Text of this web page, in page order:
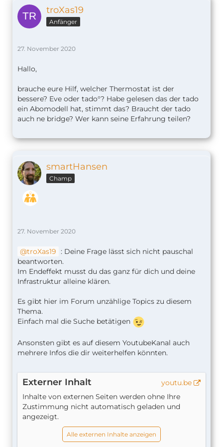
troXas19
Anfänger
27. November 2020
Hallo,
brauche eure Hilf, welcher Thermostat ist der
bessere? Eve oder tado°? Habe gelesen das der tado
ein Abomodell hat, stimmt das? Braucht der tado
auch ne bridge? Wer kann seine Erfahrung teilen?
smartHansen
Champ
27. November 2020
troXas19 : Deine Frage lässt sich nicht pauschal
beantworten.
Im Endeffekt musst du das ganz für dich und deine
Infrastruktur alleine klären.
Es gibt hier im Forum unzählige Topics zu diesem
Thema.
Einfach mal die Suche betätigen
Ansonsten gibt es auf diesem YoutubeKanal auch
mehrere Infos die dir weiterhelfen könnten.
Externer Inhalt
youtu.be
Inhalte von externen Seiten werden ohne Ihre
Zustimmung nicht automatisch geladen und
angezeigt.
Alle externen Inhalte anzeigen